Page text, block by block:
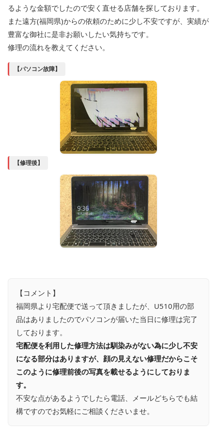
るような金額でしたので安く直せる店舗を探しております。
また遠方(福岡県)からの依頼のために少し不安ですが、実績が
豊富な御社に是非お願いしたい気持ちです。
修理の流れを教えてください。
【パソコン故障】
【修理後】
【コメント】
福岡県より宅配便で送って頂きましたが、U510用の部
品はありましたのでパソコンが届いた当日に修理は完了
しております。
宅配便を利用した修理方法は馴染みがない為に少し不安
になる部分はありますが、顔の見えない修理だからこそ
このように修理前後の写真を載せるようにしておりま
す。
不安な点があるようでしたら電話、メールどちらでも結
構ですのでお気軽にご相談くださいませ。